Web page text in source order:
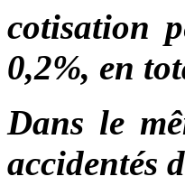
cotisation
0,2%, en
Dans le
accidentés